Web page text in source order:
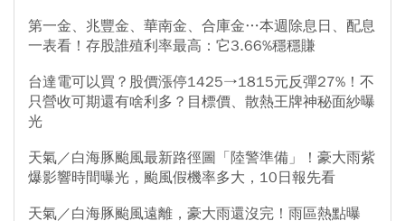
第一金、兆豐金、華南金、合庫金…本週除息日、配息
一表看！存股誰殖利率最高：它3.66%穩穩賺
台達電可以買？股價漲停1425→1815元反彈27%！不
只營收可期還有啥利多？目標價、散熱王牌神秘面紗曝
光
天氣／白海豚颱風最新路徑圖「陸警準備」！豪大雨紫
爆影響時間曝光，颱風假機率多大，10日報先看
天氣／白海豚颱風遠離，豪大雨還沒完！雨區熱點曝